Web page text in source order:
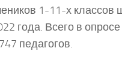
1-11-х
года. Всего в
педагогов.